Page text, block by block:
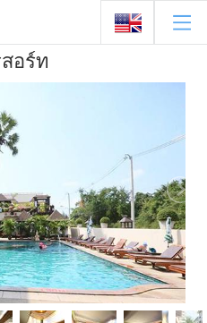
อร์ท